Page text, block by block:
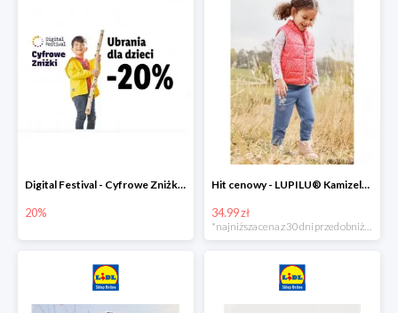
Digital Festival - Cyfrowe Zniżki Ubrania dla dzieci w Lidlu -20%
20%
Hit cenowy - LUPILU® Kamizelka pikowana dziewczęca
34.99 zł